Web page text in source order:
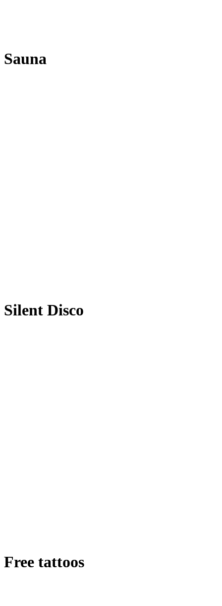
Sauna
Silent Disco
Free tattoos